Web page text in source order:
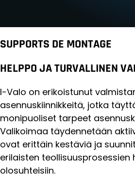
SUPPORTS DE MONTAGE
HELPPO JA TURVALLINEN
I-Valo on erikoistunut
asennuskiinnikkeitä, jotka
monipuoliset tarpeet
Valikoimaa täydennetään
ovat erittäin kestäviä ja
erilaisten teollisuusprosessien
olosuhteisiin.